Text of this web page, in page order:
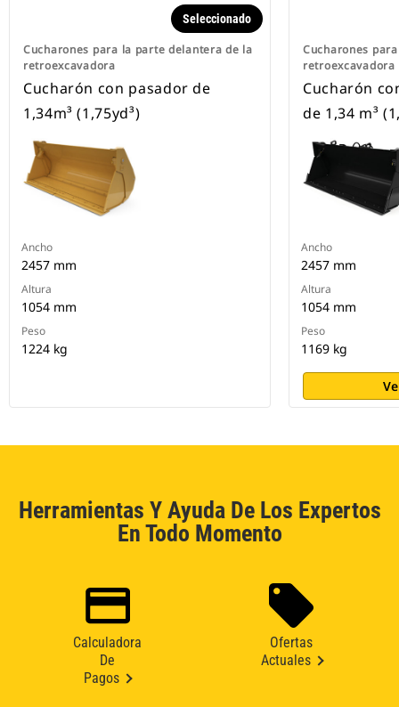
Cucharones para la parte delantera de la
retroexcavadora
Seleccionado
Cucharón con pasador de
1,34m³ (1,75yd³)
Ancho
2457 mm
Altura
1054 mm
Peso
1224 kg
Cucharones
retroexcavadora
Cucharón
de 1,34 m³
Ancho
2457 mm
Altura
1054 mm
Peso
1169 kg
Herramientas Y Ayuda De Los Expertos
En Todo Momento
Calculadora
De
Pagos
Ofertas
Actuales